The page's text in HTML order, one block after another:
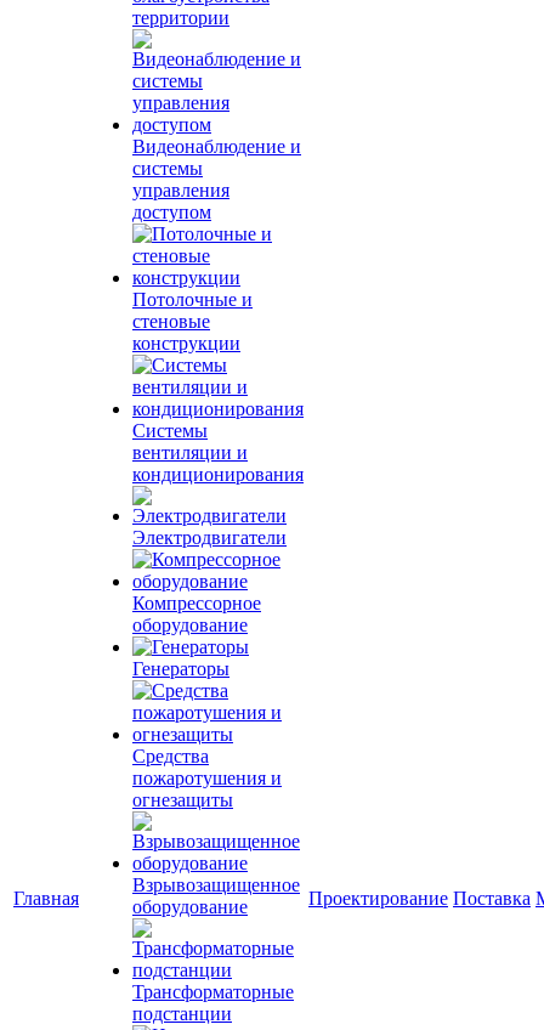
Главная
территории
Видеонаблюдение и
системы
управления
доступом
Потолочные и
стеновые
конструкции
Системы
вентиляции и
кондиционирования
Электродвигатели
Компрессорное
оборудование
Генераторы
Средства
пожаротушения и
огнезащиты
Взрывозащищенное
оборудование
Трансформаторные
подстанции
Проектирование Поставка